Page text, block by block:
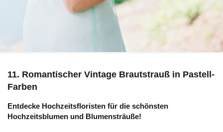
11. Romantischer Vintage Brautstrauß in Pastell-
Farben
Entdecke Hochzeitsfloristen für die schönsten
Hochzeitsblumen und Blumensträuße!